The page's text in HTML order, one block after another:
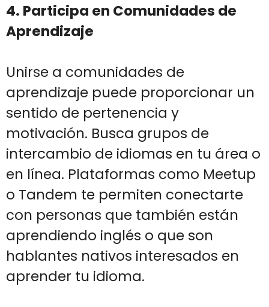
4. Participa en Comunidades de
Aprendizaje
Unirse a comunidades de
aprendizaje puede proporcionar un
sentido de pertenencia y
motivación. Busca grupos de
intercambio de idiomas en tu área o
en línea. Plataformas como Meetup
o Tandem te permiten conectarte
con personas que también están
aprendiendo inglés o que son
hablantes nativos interesados en
aprender tu idioma.